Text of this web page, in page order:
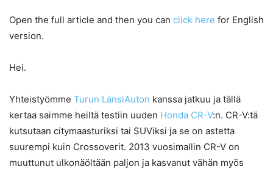
Open the full article and then you can click here for English
version.
Hei.
Yhteistyömme Turun LänsiAuton kanssa jatkuu ja tällä
kertaa saimme heiltä testiin uuden Honda CR-V:n. CR-V:tä
kutsutaan citymaasturiksi tai SUViksi ja se on astetta
suurempi kuin Crossoverit. 2013 vuosimallin CR-V on
muuttunut ulkonäöltään paljon ja kasvanut vähän myös